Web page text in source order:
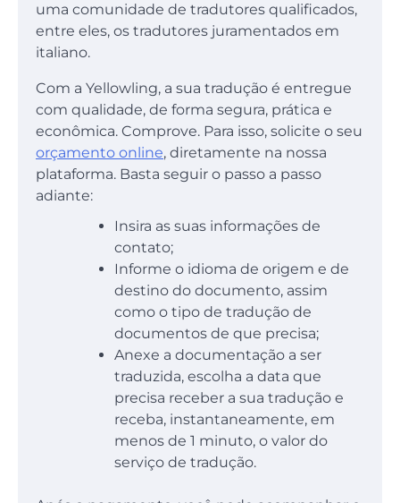
uma comunidade de tradutores qualificados,
entre eles, os tradutores juramentados em
italiano.
Com a Yellowling, a sua tradução é entregue
com qualidade, de forma segura, prática e
econômica. Comprove. Para isso, solicite o seu
orçamento online, diretamente na nossa
plataforma. Basta seguir o passo a passo
adiante:
Insira as suas informações de
contato;
Informe o idioma de origem e de
destino do documento, assim
como o tipo de tradução de
documentos de que precisa;
Anexe a documentação a ser
traduzida, escolha a data que
precisa receber a sua tradução e
receba, instantaneamente, em
menos de 1 minuto, o valor do
serviço de tradução.